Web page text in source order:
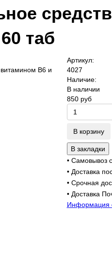
таб
Артикул:
4027
Наличие:
В наличии
850 руб
В корзину
В закладки
• Самовывоз
• Доставка
• Срочная
• Доставка
Информация